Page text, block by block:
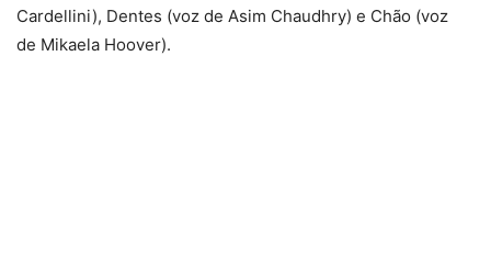
Cardellini), Dentes (voz de Asim Chaudhry) e Chão (voz
de Mikaela Hoover).